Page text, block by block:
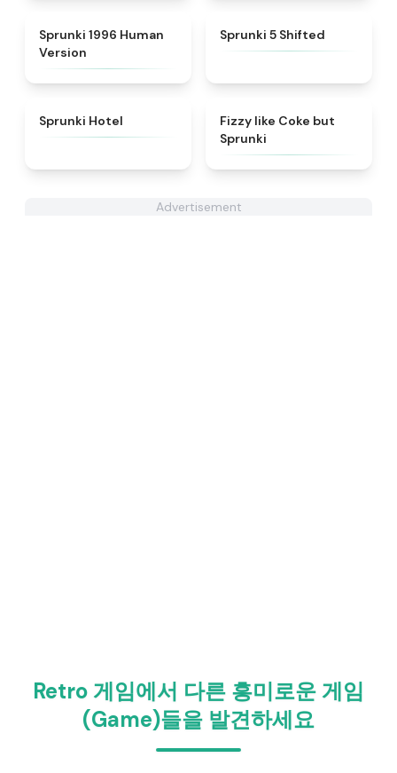
Sprunki 1996 Human
Version
Sprunki 5 Shifted
Sprunki Hotel ★
Fizzy like Coke but
Sprunki
Advertisement
Retro 게임에서 다른 흥미로운 게임
(Game)들을 발견하세요